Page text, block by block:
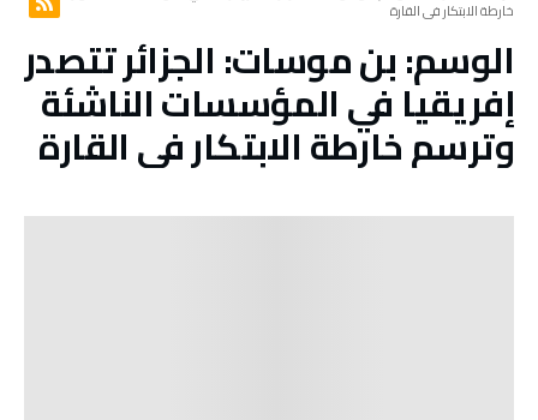
خارطة الابتكار في القارة
الوسم:بن موسات: الجزائر تتصدر
إفريقيا في المؤسسات الناشئة
وترسم خارطة الابتكار في القارة